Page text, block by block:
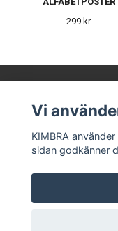
299 kr
KIMBRA AB
Våra leverantörer
Köpvillkor
Vi
KIMBRA
sidan godkänner